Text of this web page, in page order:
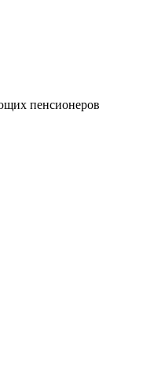
пенсионеров